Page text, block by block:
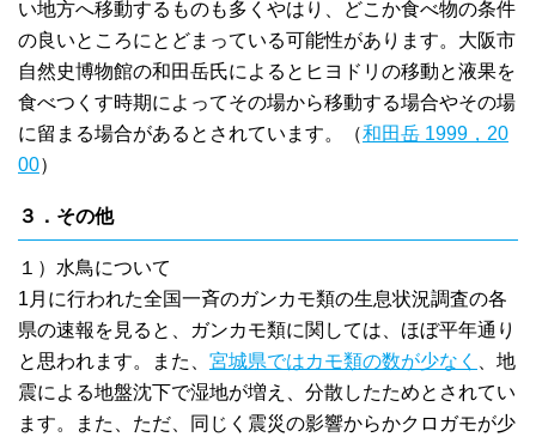
い地方へ移動するものも多くやはり、どこか食べ物の条件
の良いところにとどまっている可能性があります。大阪市
自然史博物館の和田岳氏によるとヒヨドリの移動と液果を
食べつくす時期によってその場から移動する場合やその場
に留まる場合があるとされています。（和田岳 1999，20
00）
３．その他
１）水鳥について
1月に行われた全国一斉のガンカモ類の生息状況調査の各
県の速報を見ると、ガンカモ類に関しては、ほぼ平年通り
と思われます。また、 宮城県ではカモ類の数が少なく
、地
震による地盤沈下で湿地が増え、分散したためとされてい
ます。また、ただ、同じく震災の影響からかクロガモが少